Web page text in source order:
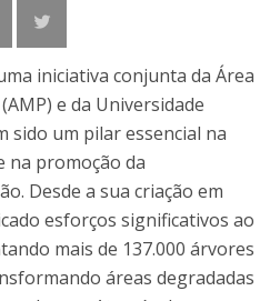
iniciativa conjunta da Área
e da Universidade
sido um pilar essencial na
na promoção da
Desde a sua criação em
esforços significativos ao
mais de 137.000 árvores
áreas degradadas